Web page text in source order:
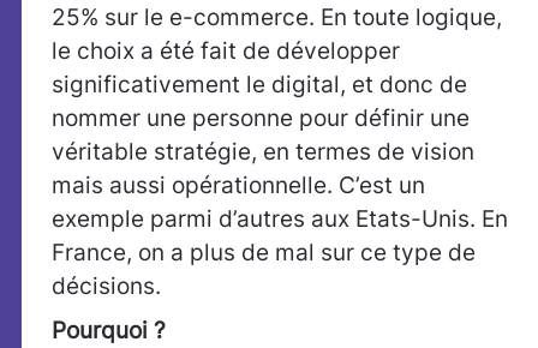
25% sur le e-commerce. En toute logique,
le choix a été fait de développer
significativement le digital, et donc de
nommer une personne pour définir une
véritable stratégie, en termes de vision
mais aussi opérationnelle. C’est un
exemple parmi d’autres aux Etats-Unis. En
France, on a plus de mal sur ce type de
décisions.
Pourquoi ?